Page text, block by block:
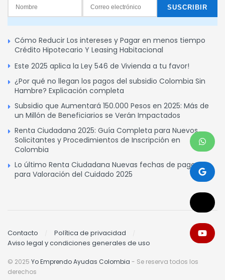
Cómo Reducir Los intereses y Pagar en menos tiempo
Crédito Hipotecario Y Leasing Habitacional
Este 2025 aplica la Ley 546 de Vivienda a tu favor!
¿Por qué no llegan los pagos del subsidio Colombia Sin
Hambre? Explicación completa
Subsidio que Aumentará 150.000 Pesos en 2025: Más de
un Millón de Beneficiarios se Verán Impactados
Renta Ciudadana 2025: Guía Completa para Nuevos
Solicitantes y Procedimientos de Inscripción en
Colombia
Lo último Renta Ciudadana Nuevas fechas de pagos
para Valoración del Cuidado 2025
Contacto
Política de privacidad
Aviso legal y condiciones generales de uso
© 2025 Yo Emprendo Ayudas Colombia - Se reserva todos los
derechos